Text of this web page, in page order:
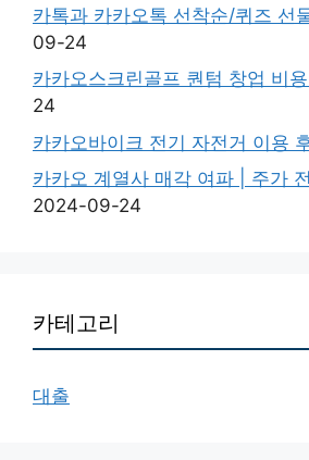
카톡과 카카오톡 선착순/퀴즈 선
09-24
카카오스크린골프 퀀텀 창업 비
24
카카오바이크 전기 자전거 이용
카카오 계열사 매각 여파 | 주가
2024-09-24
카테고리
대출